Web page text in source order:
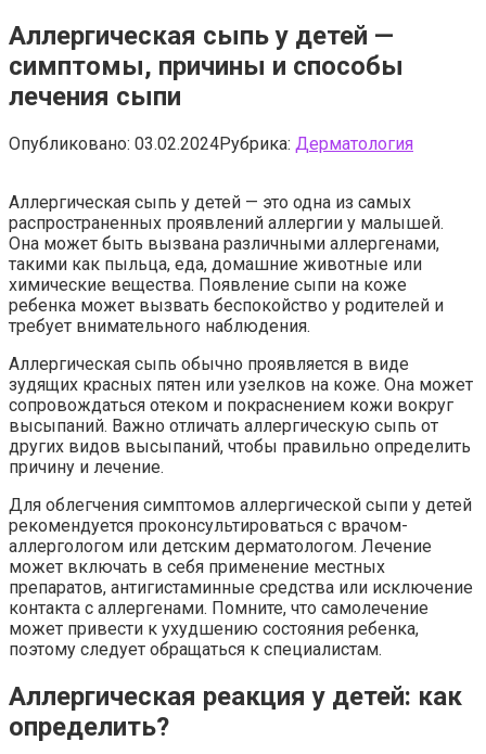
Аллергическая сыпь у детей —
симптомы, причины и способы
лечения сыпи
Опубликовано: 03.02.2024Рубрика: Дерматология
Аллергическая сыпь у детей — это одна из самых
распространенных проявлений аллергии у малышей.
Она может быть вызвана различными аллергенами,
такими как пыльца, еда, домашние животные или
химические вещества. Появление сыпи на коже
ребенка может вызвать беспокойство у родителей и
требует внимательного наблюдения.
Аллергическая сыпь обычно проявляется в виде
зудящих красных пятен или узелков на коже. Она может
сопровождаться отеком и покраснением кожи вокруг
высыпаний. Важно отличать аллергическую сыпь от
других видов высыпаний, чтобы правильно определить
причину и лечение.
Для облегчения симптомов аллергической сыпи у детей
рекомендуется проконсультироваться с врачом-
аллергологом или детским дерматологом. Лечение
может включать в себя применение местных
препаратов, антигистаминные средства или исключение
контакта с аллергенами. Помните, что самолечение
может привести к ухудшению состояния ребенка,
поэтому следует обращаться к специалистам.
Аллергическая реакция у детей: как
определить?